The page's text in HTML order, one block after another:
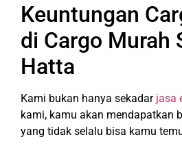
Keuntungan
di Cargo Murah
Hatta
Kami bukan hanya sekadar jasa
kami, kamu akan mendapatkan
yang tidak selalu bisa kamu